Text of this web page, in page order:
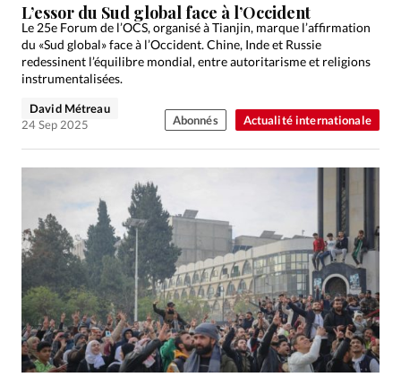
Actualité internationale
L’essor du Sud global face à l’Occident
Le 25e Forum de l’OCS, organisé à Tianjin, marque l’affirmation
du «Sud global» face à l’Occident. Chine, Inde et Russie
redessinent l’équilibre mondial, entre autoritarisme et religions
instrumentalisées.
David Métreau
24 Sep 2025
Abonnés